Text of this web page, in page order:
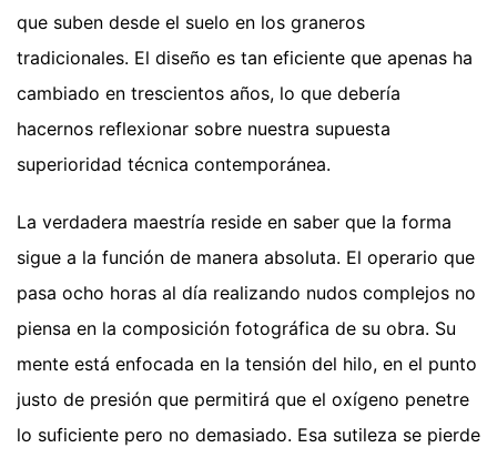
que suben desde el suelo en los graneros
tradicionales. El diseño es tan eficiente que apenas ha
cambiado en trescientos años, lo que debería
hacernos reflexionar sobre nuestra supuesta
superioridad técnica contemporánea.
La verdadera maestría reside en saber que la forma
sigue a la función de manera absoluta. El operario que
pasa ocho horas al día realizando nudos complejos no
piensa en la composición fotográfica de su obra. Su
mente está enfocada en la tensión del hilo, en el punto
justo de presión que permitirá que el oxígeno penetre
lo suficiente pero no demasiado. Esa sutileza se pierde